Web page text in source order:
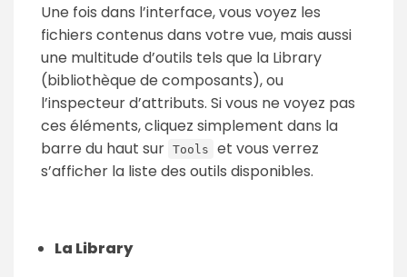
Une fois dans l’interface, vous voyez les
fichiers contenus dans votre vue, mais aussi
une multitude d’outils tels que la Library
(bibliothèque de composants), ou
l’inspecteur d’attributs. Si vous ne voyez pas
ces éléments, cliquez simplement dans la
barre du haut sur Tools
et vous verrez
s’afficher la liste des outils disponibles.
La Library